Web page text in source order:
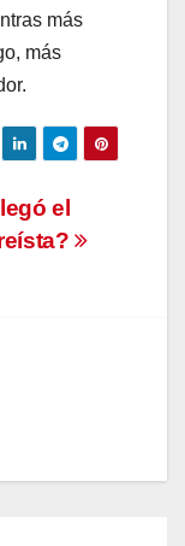
más
más
el